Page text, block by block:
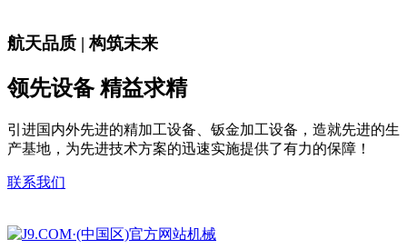
航天品质 | 构筑未来
领先设备 精益求精
引进国内外先进的精加工设备、钣金加工设备，造就先进的生
产基地，为先进技术方案的迅速实施提供了有力的保障！
联系我们